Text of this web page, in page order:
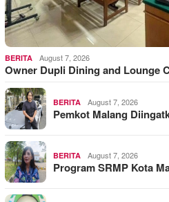
BERITA August 7, 2026
Owner Dupli Dining and Lounge
BERITA August 7, 2026
Pemkot Malang
BERITA August 7, 2026
Program SRMP Kota